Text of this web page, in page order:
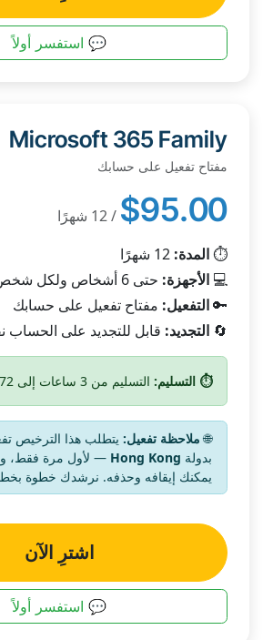
💬 استفسر أولاً
Microsoft 365 Family
مفتاح تفعيل على حسابك
$95.00 / 12 شهرًا
⏱️المدة:
💻 الأجهزة: حتى 6 أشخاص ولكل شخص حتى 5 أجهزة
🔑التفعيل: مفتاح تفعيل على حسابك
🔄 التجديد: قابل للتجديد على الحساب
⏱️ التسليم: التسليم من 3 ساعات إلى 72 ساعة كحد أقصى
🌐 ملاحظة تفعيل:
بدولة Hong Kong — لأول مرة فقط،
يمكنك إيقافه وحذفه. نرشدك خطوة
اشترِ الآن
💬 استفسر أولاً